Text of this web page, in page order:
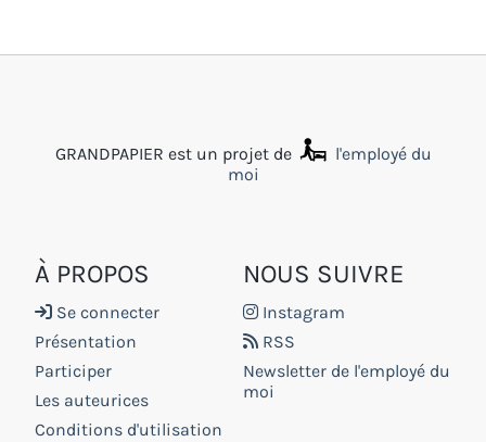
GRANDPAPIER est un projet de
l'employé du
moi
À PROPOS
Se connecter
Présentation
Participer
Les auteurices
Conditions d'utilisation
NOUS SUIVRE
Instagram
RSS
Newsletter de l'employé du
moi